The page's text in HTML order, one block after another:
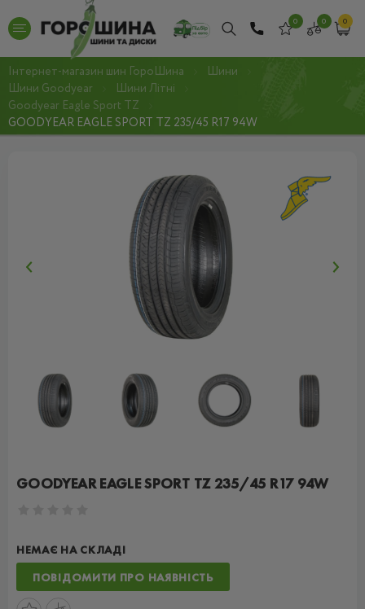
0 0 0
Інтернет-магазин шин ГороШина
Шини
Шини Goodyear
Шини Літні
Goodyear Eagle Sport TZ
GOODYEAR EAGLE SPORT TZ 235/45 R17 94W
GOODYEAR EAGLE SPORT TZ 235/45 R17 94W
НЕМАЄ НА СКЛАДІ
ПОВІДОМИТИ ПРО НАЯВНІСТЬ